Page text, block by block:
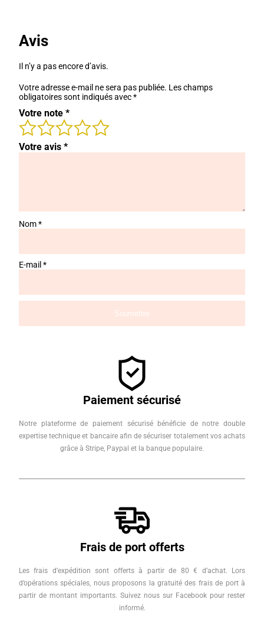
Avis
Il n’y a pas encore d’avis.
Votre adresse e-mail ne sera pas publiée. Les champs
obligatoires sont indiqués avec*
Votre note *
Votre avis *
Nom*
E-mail *
Paiement sécurisé
Notre plateforme de paiement sécurisé bénéficie de notre double
expertise technique et bancaire afin de sécuriser totalement vos achats
grâce à Stripe, Paypal et la banque populaire.
Frais de port offerts
Les frais d’expédition sont offerts à partir de 80 € d’achat. Lors
d’opérations spéciales, nous proposons la gratuité des frais de port à
partir de montant importants. Suivez nous sur Facebook pour rester
informé.